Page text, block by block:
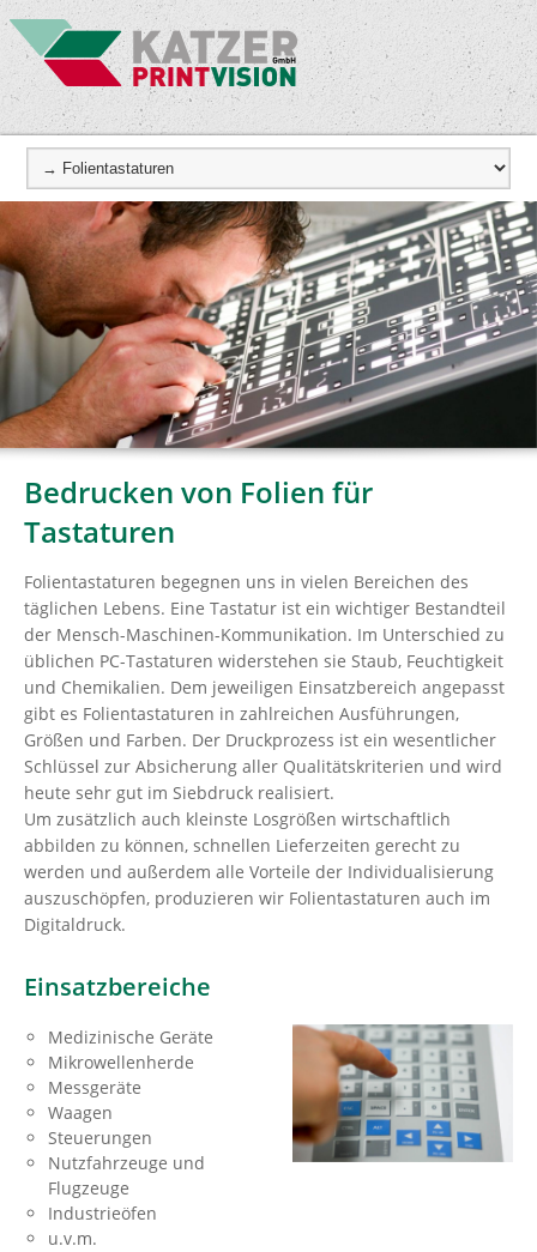
Bedrucken von Folien für
Tastaturen
Folientastaturen begegnen uns in vielen Bereichen des
täglichen Lebens. Eine Tastatur ist ein wichtiger Bestandteil
der Mensch-Maschinen-Kommunikation. Im Unterschied zu
üblichen PC-Tastaturen widerstehen sie Staub, Feuchtigkeit
und Chemikalien. Dem jeweiligen Einsatzbereich angepasst
gibt es Folientastaturen in zahlreichen Ausführungen,
Größen und Farben. Der Druckprozess ist ein wesentlicher
Schlüssel zur Absicherung aller Qualitätskriterien und wird
heute sehr gut im Siebdruck realisiert.
Um zusätzlich auch kleinste Losgrößen wirtschaftlich
abbilden zu können, schnellen Lieferzeiten gerecht zu
werden und außerdem alle Vorteile der Individualisierung
auszuschöpfen, produzieren wir Folientastaturen auch im
Digitaldruck.
Einsatzbereiche
Medizinische Geräte
Mikrowellenherde
Messgeräte
Waagen
Steuerungen
Nutzfahrzeuge und
Flugzeuge
Industrieöfen
u.v.m.